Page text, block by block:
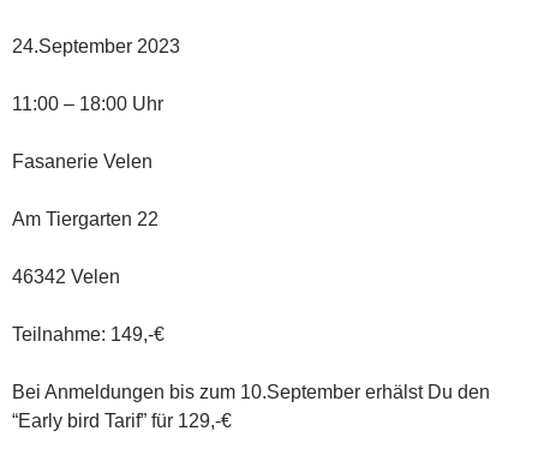
24.September 2023
11:00 – 18:00 Uhr
Fasanerie Velen
Am Tiergarten 22
46342 Velen
Teilnahme: 149,-€
Bei Anmeldungen bis zum 10.September erhälst Du den
“Early bird Tarif” für 129,-€